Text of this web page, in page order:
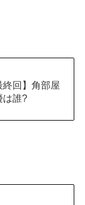
終回】角部屋
は誰?